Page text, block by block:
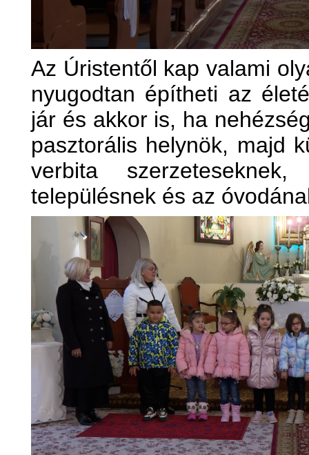
Az Úristentől kap valami
nyugodtan építheti az
jár és akkor is, ha
pasztorális helynök, majd
verbita
településnek és az